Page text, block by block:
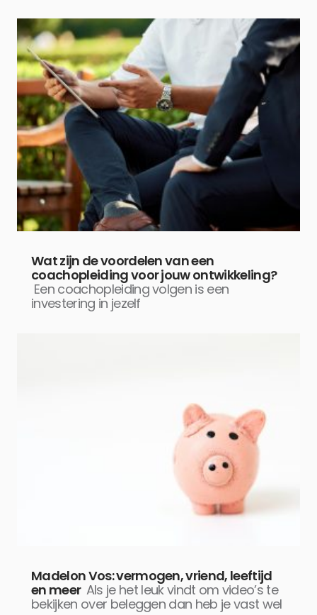
Wat zijn de voordelen van een
coachopleiding voor jouw ontwikkeling?
Een coachopleiding volgen is een
investering in jezelf
Madelon Vos: vermogen, vriend, leeftijd
en meer Als je het leuk vindt om video’s te
bekijken over beleggen dan heb je vast wel